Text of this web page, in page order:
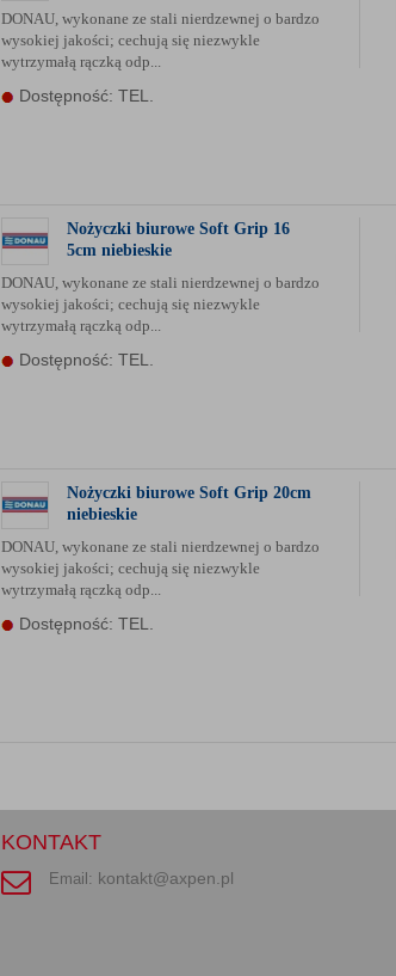
DONAU, wykonane ze stali nierdzewnej o bardzo
wysokiej jakości; cechują się niezwykle
wytrzymałą rączką odp...
Dostępność: TEL.
Nożyczki biurowe Soft Grip 16
5cm niebieskie
DONAU, wykonane ze stali nierdzewnej o bardzo
wysokiej jakości; cechują się niezwykle
wytrzymałą rączką odp...
Dostępność: TEL.
Nożyczki biurowe Soft Grip 20cm
niebieskie
DONAU, wykonane ze stali nierdzewnej o bardzo
wysokiej jakości; cechują się niezwykle
wytrzymałą rączką odp...
Dostępność: TEL.
KONTAKT
Email: kontakt@axpen.pl